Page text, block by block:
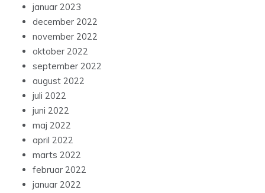
januar 2023
december 2022
november 2022
oktober 2022
september 2022
august 2022
juli 2022
juni 2022
maj 2022
april 2022
marts 2022
februar 2022
januar 2022